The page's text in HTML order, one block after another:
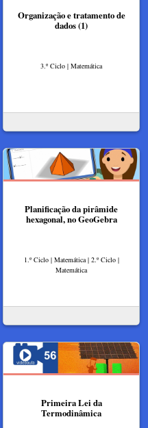
Organização e tratamento de
dados (1)
3.º Ciclo | Matemática
Planificação da pirâmide
hexagonal, no GeoGebra
1.º Ciclo | Matemática | 2.º Ciclo |
Matemática
Primeira Lei da
Termodinâmica